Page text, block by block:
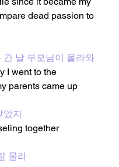
dead passion to
간 날 부모님이 올라와
I went to the
parents came up
았지
together
몰라